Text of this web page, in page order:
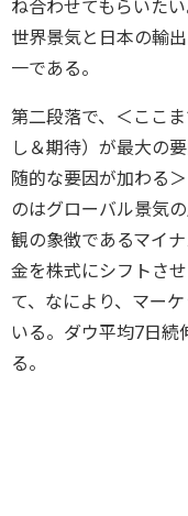
ね合わせてもらいた
世界景気と日本の輸
一である。
第二段落で、＜ここ
し＆期待）が最大の
随的な要因が加わる
のはグローバル景気
観の象徴であるマイ
金を株式にシフトさ
て、なにより、マー
いる。ダウ平均7日続
る。